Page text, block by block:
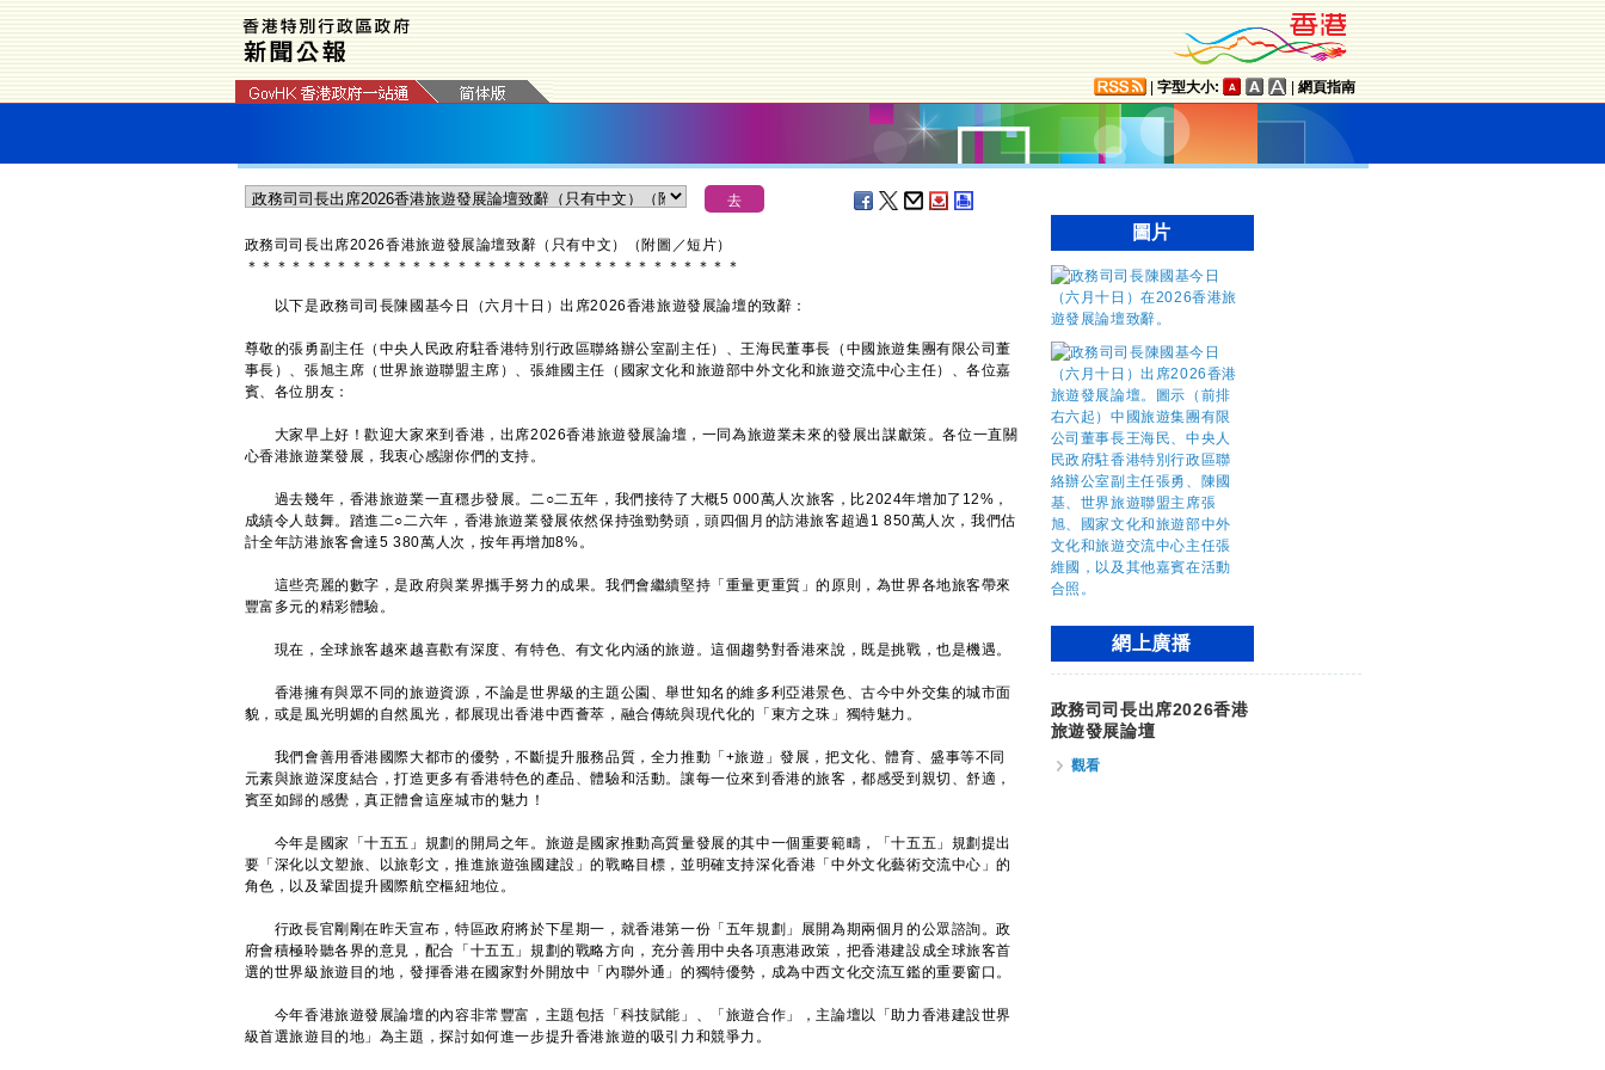
字型大小: 網頁指南
政務司司長出席2026香港旅遊發展論壇致辭（只有中文）（附圖／短片）
＊ ＊ ＊ ＊ ＊ ＊ ＊ ＊ ＊ ＊ ＊ ＊ ＊ ＊ ＊ ＊ ＊ ＊ ＊ ＊ ＊ ＊ ＊ ＊ ＊ ＊ ＊ ＊ ＊ ＊ ＊ ＊ ＊
以下是政務司司長陳國基今日（六月十日）出席2026香港旅遊發展論壇的致辭：
尊敬的張勇副主任（中央人民政府駐香港特別行政區聯絡辦公室副主任）、王海民董事長（中國旅遊集團有限公司董
事長）、張旭主席（世界旅遊聯盟主席）、張維國主任（國家文化和旅遊部中外文化和旅遊交流中心主任）、各位嘉
賓、各位朋友：
大家早上好！歡迎大家來到香港，出席2026香港旅遊發展論壇，一同為旅遊業未來的發展出謀獻策。各位一直關
心香港旅遊業發展，我衷心感謝你們的支持。
過去幾年，香港旅遊業一直穩步發展。二○二五年，我們接待了大概5 000萬人次旅客，比2024年增加了12%，
成績令人鼓舞。踏進二○二六年，香港旅遊業發展依然保持強勁勢頭，頭四個月的訪港旅客超過1 850萬人次，我們估
計全年訪港旅客會達5 380萬人次，按年再增加8%。
這些亮麗的數字，是政府與業界攜手努力的成果。我們會繼續堅持「重量更重質」的原則，為世界各地旅客帶來
豐富多元的精彩體驗。
現在，全球旅客越來越喜歡有深度、有特色、有文化內涵的旅遊。這個趨勢對香港來說，既是挑戰，也是機遇。
香港擁有與眾不同的旅遊資源，不論是世界級的主題公園、舉世知名的維多利亞港景色、古今中外交集的城市面
貌，或是風光明媚的自然風光，都展現出香港中西薈萃，融合傳統與現代化的「東方之珠」獨特魅力。
我們會善用香港國際大都市的優勢，不斷提升服務品質，全力推動「+旅遊」發展，把文化、體育、盛事等不同
元素與旅遊深度結合，打造更多有香港特色的產品、體驗和活動。讓每一位來到香港的旅客，都感受到親切、舒適，
賓至如歸的感覺，真正體會這座城市的魅力！
今年是國家「十五五」規劃的開局之年。旅遊是國家推動高質量發展的其中一個重要範疇，「十五五」規劃提出
要「深化以文塑旅、以旅彰文，推進旅遊強國建設」的戰略目標，並明確支持深化香港「中外文化藝術交流中心」的
角色，以及鞏固提升國際航空樞紐地位。
行政長官剛剛在昨天宣布，特區政府將於下星期一，就香港第一份「五年規劃」展開為期兩個月的公眾諮詢。政
府會積極聆聽各界的意見，配合「十五五」規劃的戰略方向，充分善用中央各項惠港政策，把香港建設成全球旅客首
選的世界級旅遊目的地，發揮香港在國家對外開放中「內聯外通」的獨特優勢，成為中西文化交流互鑑的重要窗口。
今年香港旅遊發展論壇的內容非常豐富，主題包括「科技賦能」、「旅遊合作」，主論壇以「助力香港建設世界
級首選旅遊目的地」為主題，探討如何進一步提升香港旅遊的吸引力和競爭力。
圖片
網上廣播
政務司司長出席2026香港
旅遊發展論壇
觀看